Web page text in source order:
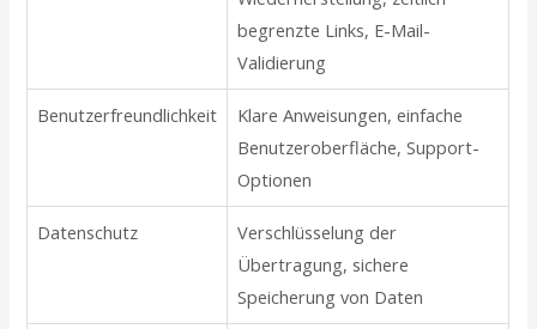
begrenzte Links, E-Mail-
Validierung
Benutzerfreundlichkeit
Klare Anweisungen, einfache
Benutzeroberfläche, Support-
Optionen
Datenschutz
Verschlüsselung der
Übertragung, sichere
Speicherung von Daten